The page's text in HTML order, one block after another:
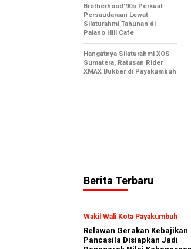
Brotherhood’90s Perkuat
Persaudaraan Lewat
Silaturahmi Tahunan di
Palano Hill Cafe
Hangatnya Silaturahmi XOS
Sumatera, Ratusan Rider
XMAX Bukber di Payakumbuh
Berita Terbaru
Wakil Wali Kota Payakumbuh
Relawan Gerakan Kebajikan
Pancasila Disiapkan Jadi